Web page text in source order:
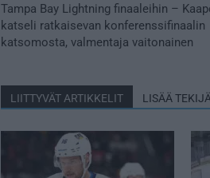
Tampa Bay Lightning finaaleihin –
katseli ratkaisevan konferenssifinaalin
katsomosta, valmentaja vaitonainen
LIITTYVÄT ARTIKKELIT LISÄÄ